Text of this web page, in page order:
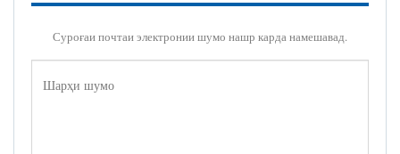
Суроғаи почтаи электронии шумо нашр карда намешавад.